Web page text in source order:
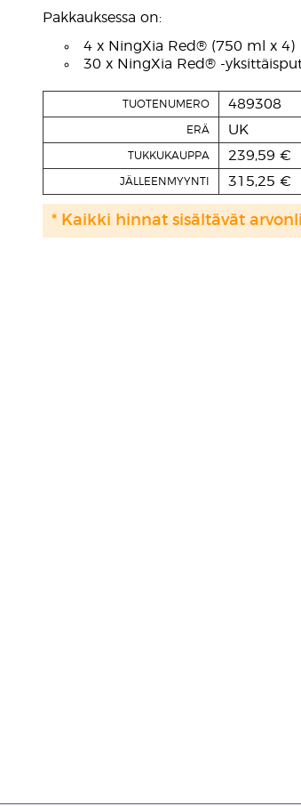
Pakkauksessa on:
4 x NingXia Red® (750 ml x 4)
30 x NingXia Red® -
TUOTENUMERO 489308
ERÄ UK
TUKKUKAUPPA 239,59 €
JÄLLEENMYYNTI 315,25 €
* Kaikki hinnat sisältävät